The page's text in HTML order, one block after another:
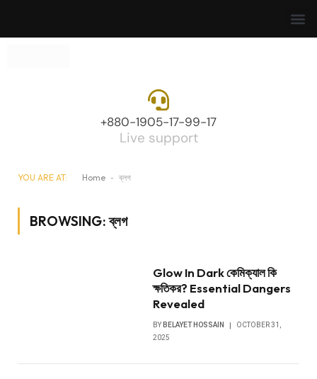
+880-1905-17-99-17
Live support
YOU ARE AT: Home - ব্লগ
BROWSING:ব্লগ
Glow In Dark কেমিক্যাল কি
ক্ষতিকর? Essential Dangers
Revealed
BY BELAYET HOSSAIN
OCTOBER 31,
2025